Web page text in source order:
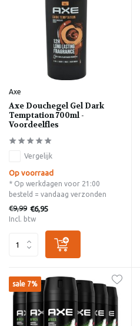
Axe
Axe Douchegel Gel Dark
Temptation 700ml -
Voordeelfles
Vergelijk
Op voorraad
* Op werkdagen voor 21:00
besteld = vandaag verzonden
€9,99 €6,95
Incl. btw
sale 7%